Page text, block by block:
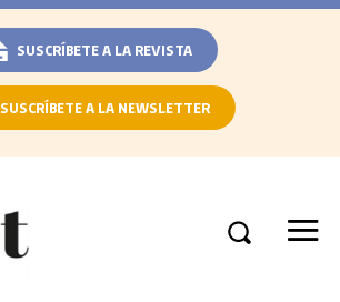
SUSCRÍBETE A LA REVISTA
SUSCRÍBETE A LA NEWSLETTER